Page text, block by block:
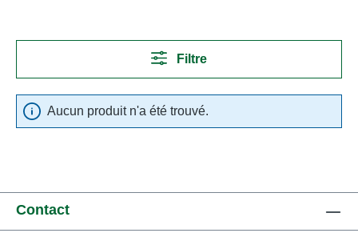
Filtre
Aucun produit n'a été trouvé.
Contact